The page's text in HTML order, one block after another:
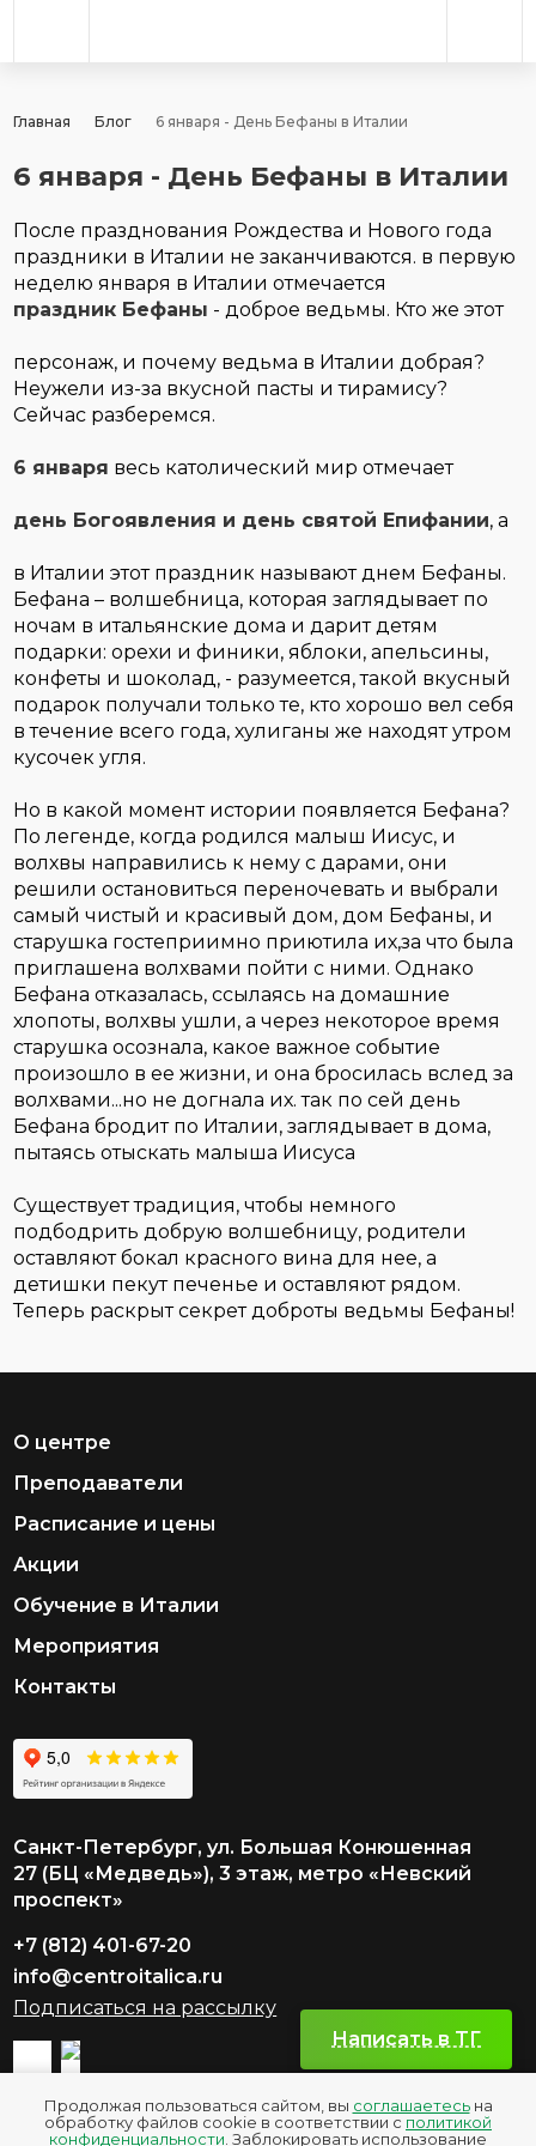
Главная Блог 6 января - День Бефаны в Италии
6 января - День Бефаны в Италии
После празднования Рождества и Нового года
праздники в Италии не заканчиваются. в первую
неделю января в Италии отмечается
праздник Бефаны - доброе ведьмы. Кто же этот
персонаж, и почему ведьма в Италии добрая?
Неужели из-за вкусной пасты и тирамису?
Сейчас разберемся.
6 января весь католический мир отмечает
день Богоявления и день святой Епифании, а
в Италии этот праздник называют днем Бефаны.
Бефана – волшебница, которая заглядывает по
ночам в итальянские дома и дарит детям
подарки: орехи и финики, яблоки, апельсины,
конфеты и шоколад, - разумеется, такой вкусный
подарок получали только те, кто хорошо вел себя
в течение всего года, хулиганы же находят утром
кусочек угля.
Но в какой момент истории появляется Бефана?
По легенде, когда родился малыш Иисус, и
волхвы направились к нему с дарами, они
решили остановиться переночевать и выбрали
самый чистый и красивый дом, дом Бефаны, и
старушка гостеприимно приютила их,за что была
приглашена волхвами пойти с ними. Однако
Бефана отказалась, ссылаясь на домашние
хлопоты, волхвы ушли, а через некоторое время
старушка осознала, какое важное событие
произошло в ее жизни, и она бросилась вслед за
волхвами...но не догнала их. так по сей день
Бефана бродит по Италии, заглядывает в дома,
пытаясь отыскать малыша Иисуса
Существует традиция, чтобы немного
подбодрить добрую волшебницу, родители
оставляют бокал красного вина для нее, а
детишки пекут печенье и оставляют рядом.
Теперь раскрыт секрет доброты ведьмы Бефаны!
О центре
Преподаватели
Расписание и цены
Акции
Обучение в Италии
Мероприятия
Контакты
Санкт-Петербург, ул. Большая Конюшенная
27 (БЦ «Медведь»), 3 этаж, метро «Невский
проспект»
+7 (812) 401-67-20
info@centroitalica.ru
Подписаться на рассылку
Написать в TГ
Продолжая пользоваться сайтом, вы соглашаетесьна
обработку файлов cookie в соответствии с политикой
конфиденциальности . Заблокировать использование